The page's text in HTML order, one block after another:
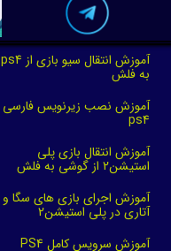
★★
آموزش انتقال سیو بازی از ps4
به فلش
آموزش نصب زیرنویس فارسی
ps4
آموزش انتقال بازی پلی
استیشن2 از گوشی به فلش
آموزش اجرای بازی های سگا و
آتاری در پلی استیشن2
آموزش سرویس کامل PS4